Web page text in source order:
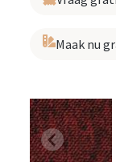
Maak nu